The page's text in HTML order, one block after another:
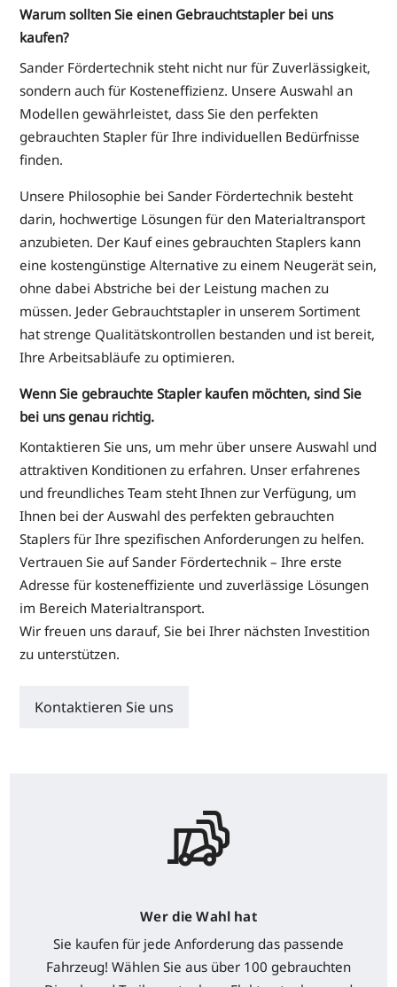
Warum sollten Sie einen Gebrauchtstapler bei uns
kaufen?
Sander Fördertechnik steht nicht nur für Zuverlässigkeit,
sondern auch für Kosteneffizienz. Unsere Auswahl an
Modellen gewährleistet, dass Sie den perfekten
gebrauchten Stapler für Ihre individuellen Bedürfnisse
finden.
Unsere Philosophie bei Sander Fördertechnik besteht
darin, hochwertige Lösungen für den Materialtransport
anzubieten. Der Kauf eines gebrauchten Staplers kann
eine kostengünstige Alternative zu einem Neugerät sein,
ohne dabei Abstriche bei der Leistung machen zu
müssen. Jeder Gebrauchtstapler in unserem Sortiment
hat strenge Qualitätskontrollen bestanden und ist bereit,
Ihre Arbeitsabläufe zu optimieren.
Wenn Sie gebrauchte Stapler kaufen möchten, sind Sie
bei uns genau richtig.
Kontaktieren Sie uns, um mehr über unsere Auswahl und
attraktiven Konditionen zu erfahren. Unser erfahrenes
und freundliches Team steht Ihnen zur Verfügung, um
Ihnen bei der Auswahl des perfekten gebrauchten
Staplers für Ihre spezifischen Anforderungen zu helfen.
Vertrauen Sie auf Sander Fördertechnik – Ihre erste
Adresse für kosteneffiziente und zuverlässige Lösungen
im Bereich Materialtransport.
Wir freuen uns darauf, Sie bei Ihrer nächsten Investition
zu unterstützen.
Kontaktieren Sie uns
Wer die Wahl hat
Sie kaufen für jede Anforderung das passende
Fahrzeug! Wählen Sie aus über 100 gebrauchten